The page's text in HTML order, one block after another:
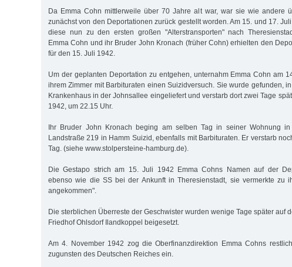
Da Emma Cohn mittlerweile über 70 Jahre alt war, war sie wie andere
zunächst von den Deportationen zurück gestellt worden. Am 15. und 17.
diese nun zu den ersten großen "Alterstransporten" nach
Emma Cohn und ihr Bruder John Kronach (früher Cohn) erhielten den
für den 15. Juli 1942.
Um der geplanten Deportation zu entgehen, unternahm Emma Cohn am
ihrem Zimmer mit Barbituraten einen Suizidversuch. Sie wurde gefunden,
Krankenhaus in der Johnsallee eingeliefert und verstarb dort zwei Tage
1942, um 22.15 Uhr.
Ihr Bruder John Kronach beging am selben Tag in seiner Wohnung
Landstraße 219 in Hamm Suizid, ebenfalls mit Barbituraten. Er verstarb
Tag. (siehe www.stolpersteine-hamburg.de).
Die Gestapo strich am 15. Juli 1942 Emma Cohns Namen auf der
ebenso wie die SS bei der Ankunft in Theresienstadt, sie vermerkte zu
angekommen".
Die sterblichen Überreste der Geschwister wurden wenige Tage später auf
Friedhof Ohlsdorf Ilandkoppel beigesetzt.
Am 4. November 1942 zog die Oberfinanzdirektion Emma Cohns
zugunsten des Deutschen Reiches ein.